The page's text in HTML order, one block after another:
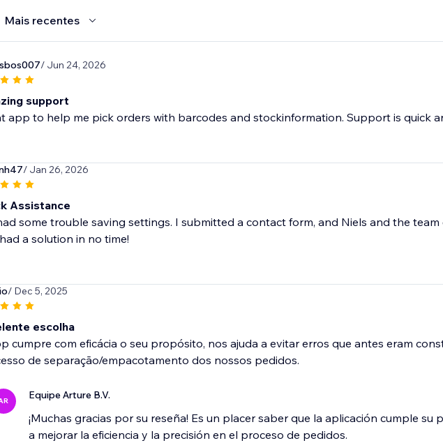
Mais recentes
/ Jun 24, 2026
support
app to help me pick orders with barcodes and stockinformation. Support is quick
/ Jan 26, 2026
Assistance
some trouble saving settings. I submitted a contact form, and Niels and the
a solution in no time!
/ Dec 5, 2025
escolha
cumpre com eficácia o seu propósito, nos ajuda a evitar erros que antes eram
de separação/empacotamento dos nossos pedidos.
Equipe Arture B.V.
¡Muchas gracias por su reseña! Es un placer saber que la aplicación cumple
a mejorar la eficiencia y la precisión en el proceso de pedidos.